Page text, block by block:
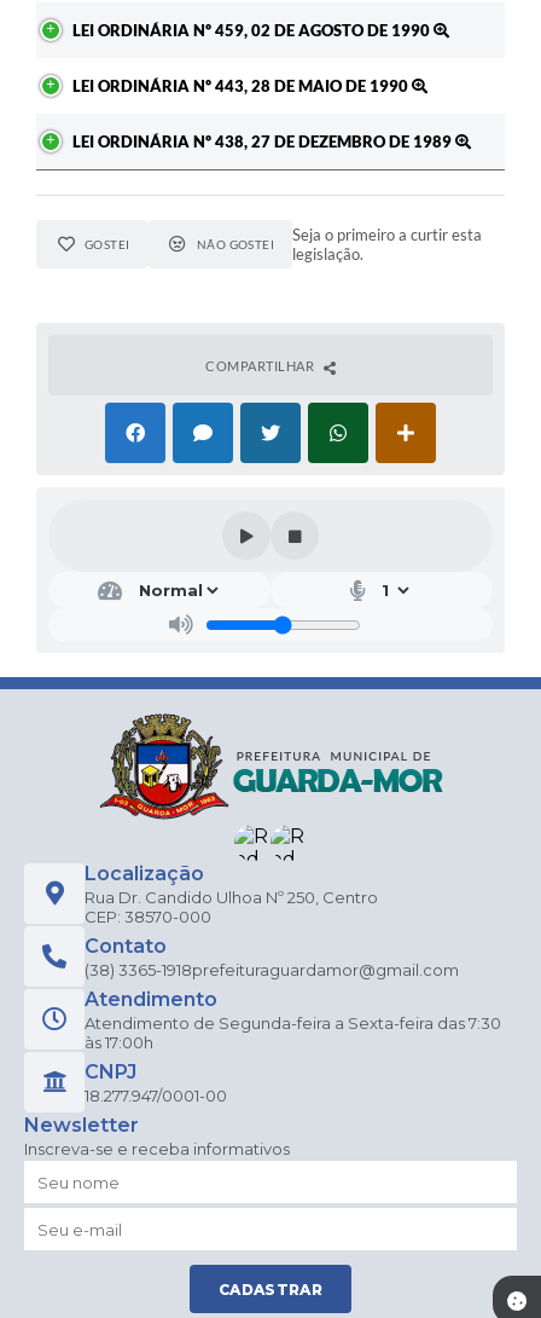
LEI ORDINÁRIA Nº 459, 02 DE AGOSTO DE 1990
LEI ORDINÁRIA Nº 443, 28 DE MAIO DE 1990
LEI ORDINÁRIA Nº 438, 27 DE DEZEMBRO DE 1989
GOSTEI NÃO GOSTEI
Seja o primeiro a curtir esta
legislação.
COMPARTILHAR
Localização
Rua Dr. Candido Ulhoa Nº 250, Centro
CEP: 38570-000
Contato
(38) 3365-1918prefeituraguardamor@gmail.com
Atendimento
Atendimento de Segunda-feira a Sexta-feira das 7:30
às 17:00h
CNPJ
18.277.947/0001-00
Newsletter
Inscreva-se e receba informativos
CADASTRAR